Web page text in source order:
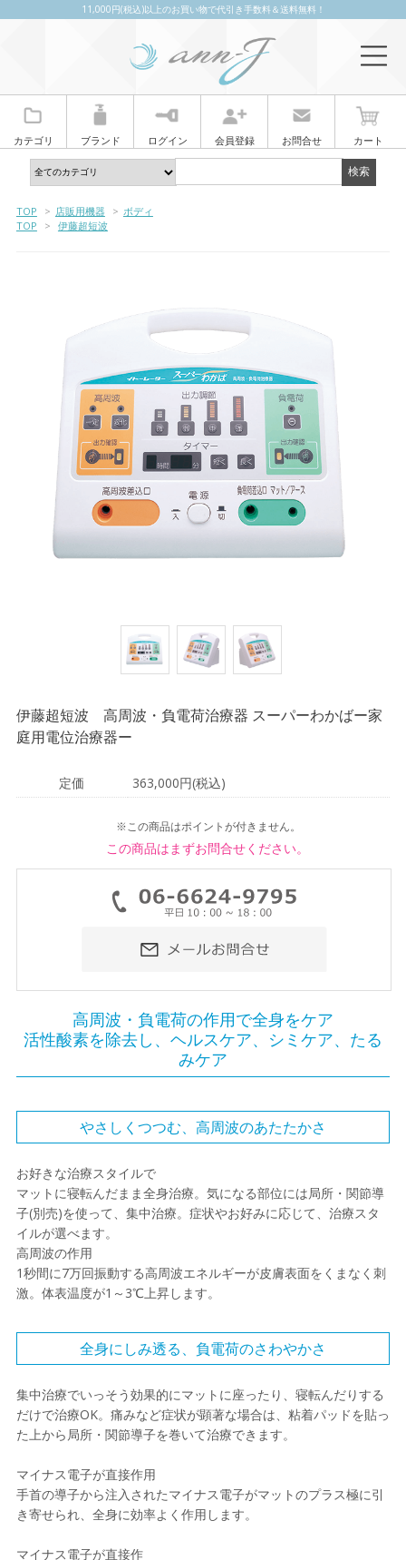
11,000円(税込)以上のお買い物で代引き手数料＆送料無料！
カテゴリ ブランド ログイン 会員登録 お問合せ カート
TOP > 店販用機器 > ボディ
TOP
> 伊藤超短波
伊藤超短波 高周波・負電荷治療器 スーパーわかばー家
庭用電位治療器ー
定価 363,000円(税込)
※この商品はポイントが付きません。
この商品はまずお問合せください。
高周波・負電荷の作用で全身をケア
活性酸素を除去し、ヘルスケア、シミケア、たる
みケア
やさしくつつむ、高周波のあたたかさ
お好きな治療スタイルで
マットに寝転んだまま全身治療。気になる部位には局所・関節導
子(別売)を使って、集中治療。症状やお好みに応じて、治療スタ
イルが選べます。
高周波の作用
1秒間に7万回振動する高周波エネルギーが皮膚表面をくまなく刺
激。体表温度が1～3℃上昇します。
全身にしみ透る、負電荷のさわやかさ
集中治療でいっそう効果的にマットに座ったり、寝転んだりする
だけで治療OK。痛みなど症状が顕著な場合は、粘着パッドを貼っ
た上から局所・関節導子を巻いて治療できます。
マイナス電子が直接作用
手首の導子から注入されたマイナス電子がマットのプラス極に引
き寄せられ、全身に効率よく作用します。
マイナス電子が直接作